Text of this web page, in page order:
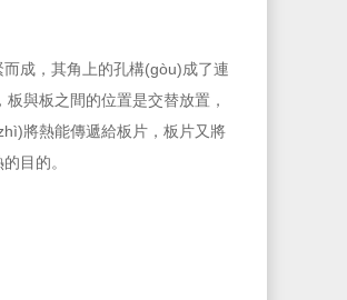
成，其角上的孔構(gòu)成了連
板之間的位置是交替放置，
將熱能傳遞給板片，板片又將
目的。